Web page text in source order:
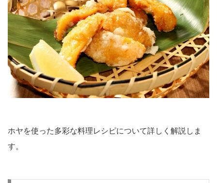
ホヤを使った多彩な料理レシピについて詳しく解説しま
す。